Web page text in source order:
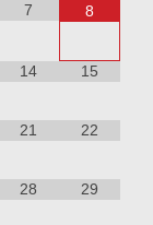
7 8
14 15
21 22
28 29